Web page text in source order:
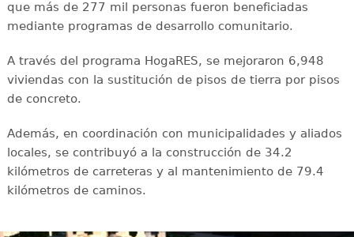
que más de 277 mil personas fueron beneficiadas
mediante programas de desarrollo comunitario.
A través del programa HogaRES, se mejoraron 6,948
viviendas con la sustitución de pisos de tierra por pisos
de concreto.
Además, en coordinación con municipalidades y aliados
locales, se contribuyó a la construcción de 34.2
kilómetros de carreteras y al mantenimiento de 79.4
kilómetros de caminos.